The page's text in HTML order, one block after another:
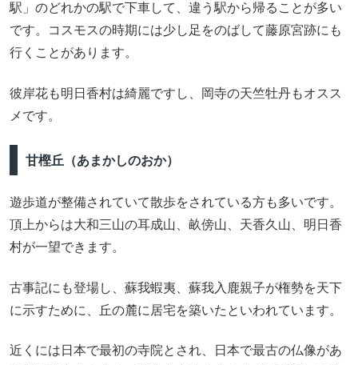
駅」のどれかの駅で下車して、違う駅から帰ることが多い
です。コスモスの時期には少し足をのばして藤原宮跡にも
行くことがあります。
彼岸花も明日香村は綺麗ですし、岡寺の天竺牡丹もオスス
メです。
甘樫丘（あまかしのおか）
遊歩道が整備されていて散歩をされている方も多いです。
頂上からは大和三山の耳成山、畝傍山、天香久山、明日香
村が一望できます。
古事記にも登場し、蘇我蝦夷、蘇我入鹿親子が権勢を天下
に示すために、丘の麓に居宅を築いたといわれています。
近くには日本で最初の寺院とされ、日本で最古の仏像があ